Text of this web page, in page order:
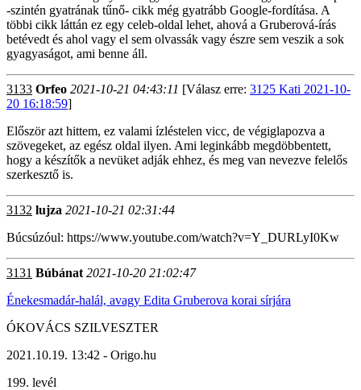
-szintén gyatrának tűnő- cikk még gyatrább Google-fordítása. A
többi cikk láttán ez egy celeb-oldal lehet, ahová a Gruberová-írás
betévedt és ahol vagy el sem olvassák vagy észre sem veszik a sok
gyagyaságot, ami benne áll.
3133 Orfeo 2021-10-21 04:43:11 [Válasz erre: 3125 Kati 2021-10-
20 16:18:59]
Először azt hittem, ez valami ízléstelen vicc, de végiglapozva a
szövegeket, az egész oldal ilyen. Ami leginkább megdöbbentett,
hogy a készítők a nevüket adják ehhez, és meg van nevezve felelős
szerkesztő is.
3132 lujza 2021-10-21 02:31:44
Búcsúzóul: https://www.youtube.com/watch?v=Y_DURLyI0Kw
3131 Búbánat 2021-10-20 21:02:47
Énekesmadár-halál, avagy Edita Gruberova korai sírjára
ÓKOVÁCS SZILVESZTER
2021.10.19. 13:42 - Origo.hu
199. levél